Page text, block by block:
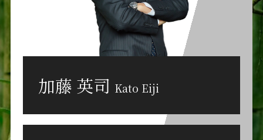
加藤 英司 Kato Eiji